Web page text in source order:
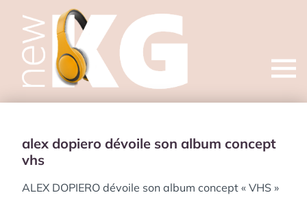
Open
alex dopiero dévoile son album concept
vhs
ALEX DOPIERO dévoile son album concept « VHS »